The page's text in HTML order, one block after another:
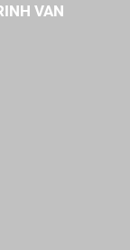
VAN